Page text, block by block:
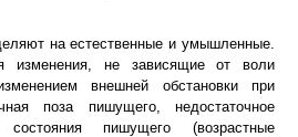
на естественные и умышленные.
изменения, не зависящие от воли
внешней обстановки при
поза пишущего, недостаточное
пишущего (возрастные